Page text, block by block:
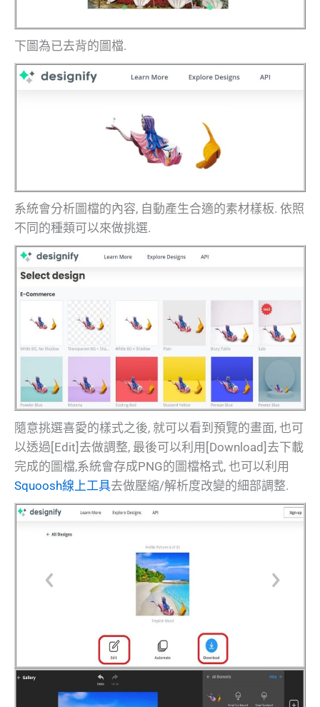
下圖為已去背的圖檔.
系統會分析圖檔的內容, 自動產生合適的素材樣板. 依照
不同的種類可以來做挑選.
隨意挑選喜愛的樣式之後, 就可以看到預覽的畫面, 也可
以透過[Edit]去做調整, 最後可以利用[Download]去下載
完成的圖檔,系統會存成PNG的圖檔格式, 也可以利用
Squoosh線上工具去做壓縮/解析度改變的細部調整.